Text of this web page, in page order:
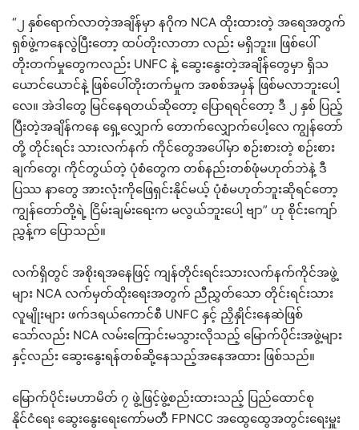
“၂ နှစ်ရောက်လာတဲ့အချိန်မှာ နဂိုက NCA ထိုးထားတဲ့ အရေအတွက်
ရှစ်ဖွဲ့ကနေလွဲပြီးတော့ ထပ်တိုးလာတာ လည်း မရှိဘူး။ ဖြစ်ပေါ်
တိုးတက်မှုတွေကလည်း UNFC နဲ့ ဆွေးနွေးတဲ့အချိန်တွေမှာ ရှိသ
ယောင်ယောင်နဲ့ ဖြစ်ပေါ်တိုးတက်မှုက အစစ်အမှန် ဖြစ်မလာဘူးပေါ့
လေ။ အဲဒါတွေ မြင်နေရတယ်ဆိုတော့ ပြောရရင်တော့ ဒီ ၂ နှစ် ပြည့်
ပြီးတဲ့အချိန်ကနေ ရှေ့လျှောက် တောက်လျှောက်ပေါ့လေ ကျွန်တော်
တို့ တိုင်းရင်း သားလက်နက် ကိုင်တွေအပေါ်မှာ စဉ်းစားတဲ့ စဉ်းစား
ချက်တွေ၊ ကိုင်တွယ်တဲ့ ပုံစံတွေက တစ်နည်းတစ်ဖုံမဟုတ်ဘဲနဲ့ ဒီ
ပြဿ နာတွေ အားလုံးကိုဖြေရှင်းနိုင်မယ့် ပုံစံမဟုတ်ဘူးဆိုရင်တော့
ကျွန်တော်တို့ရဲ့ ငြိမ်းချမ်းရေးက မလွယ်ဘူးပေါ့ ဗျာ” ဟု စိုင်းကျော်
ညွှန့်က ပြောသည်။
လက်ရှိတွင် အစိုးရအနေဖြင့် ကျန်တိုင်းရင်းသားလက်နက်ကိုင်အဖွဲ့
များ NCA လက်မှတ်ထိုးရေးအတွက် ညီညွှတ်သော တိုင်းရင်းသား
လူမျိုးများ ဖက်ဒရယ်ကောင်စီ UNFC နှင့် ညှိနှိုင်းနေဆဲဖြစ်
သော်လည်း NCA လမ်းကြောင်းမသွားလိုသည့် မြောက်ပိုင်းအဖွဲ့များ
နှင့်လည်း ဆွေးနွေးရန်တစ်ဆို့နေသည့်အနေအထား ဖြစ်သည်။
မြောက်ပိုင်းမဟာမိတ် ၇ ဖွဲ့ဖြင့်ဖွဲ့စည်းထားသည့် ပြည်ထောင်စု
နိုင်ငံရေး ဆွေးနွေးရေးကော်မတီ FPNCC အထွေထွေအတွင်းရေးမှူး